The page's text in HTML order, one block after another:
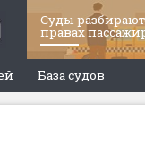
Суды
правах
База судов